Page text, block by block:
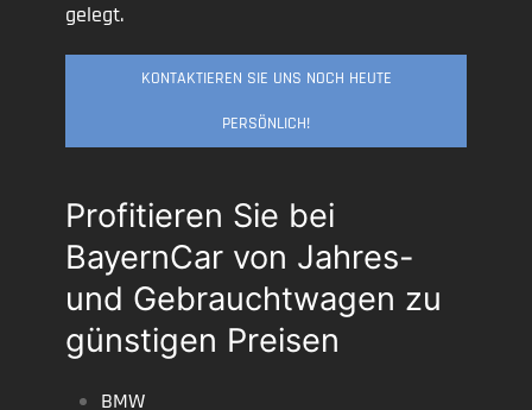
gelegt.
KONTAKTIEREN SIE UNS NOCH HEUTE
PERSÖNLICH!
Profitieren Sie bei
BayernCar von Jahres-
und Gebrauchtwagen zu
günstigen Preisen
BMW